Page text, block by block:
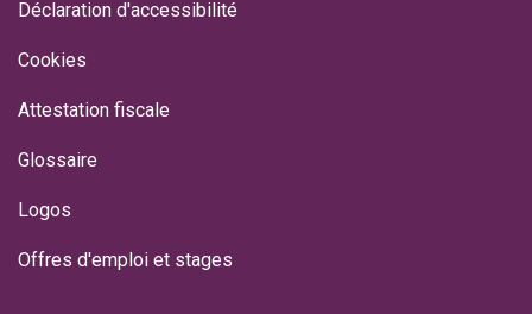
Déclaration d'accessibilité
Cookies
Attestation fiscale
Glossaire
Logos
Offres d'emploi et stages